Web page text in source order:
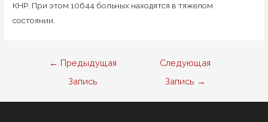
КНР. При этом 10644 больных находятся в тяжелом
состоянии.
Навигация
← Предыдущая
Запись
Следующая
Запись →